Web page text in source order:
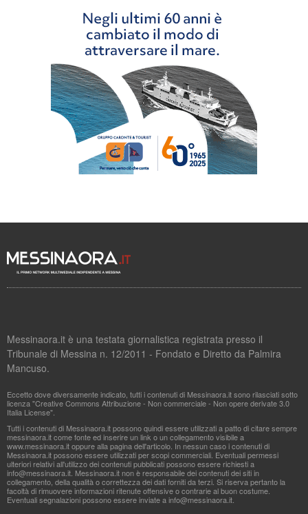
Messinaora.it è una testata giornalistica registrata presso il
Tribunale di Messina n. 12/2011 - Fondato e Diretto da Palmira
Mancuso.
Eccetto dove diversamente indicato, tutti i contenuti di Messinaora.it sono rilasciati sotto
licenza "Creative Commons Attribuzione - Non commerciale - Non opere derivate 3.0
Italia License".
Tutti i contenuti di Messinaora.it possono quindi essere utilizzati a patto di citare sempre
messinaora.it come fonte ed inserire un link o un collegamento visibile a
www.messinaora.it oppure alla pagina dell'articolo. In nessun caso i contenuti di
Messinaora.it possono essere utilizzati per scopi commerciali. Eventuali permessi
ulteriori relativi all'utilizzo dei contenuti pubblicati possono essere richiesti a
info@messinaora.it . Messinaora.it non è responsabile dei contenuti dei siti in
collegamento, della qualità o correttezza dei dati forniti da terzi. Si riserva pertanto la
facoltà di rimuovere informazioni ritenute offensive o contrarie al buon costume.
Eventuali segnalazioni possono essere inviate ainfo@messinaora.it